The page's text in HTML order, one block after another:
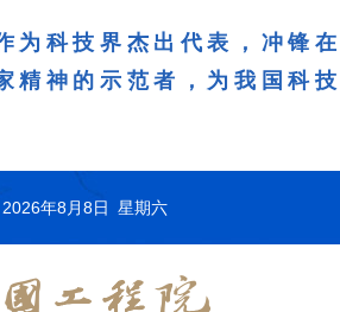
为科技界杰出代表，冲锋
精神的示范者，为我国科
2026年8月8日 星期六